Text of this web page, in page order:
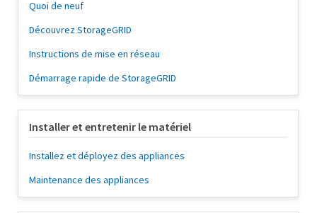
Quoi de neuf
Découvrez StorageGRID
Instructions de mise en réseau
Démarrage rapide de StorageGRID
Installer et entretenir le matériel
Installez et déployez des appliances
Maintenance des appliances